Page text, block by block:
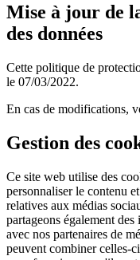
Mise à jour de
des données
Cette politique de
le 07/03/2022.
En cas de modifications,
Gestion des
Ce site web utilise des
personnaliser le contenu
relatives aux médias
partageons également
avec nos partenaires de
peuvent combiner celles-